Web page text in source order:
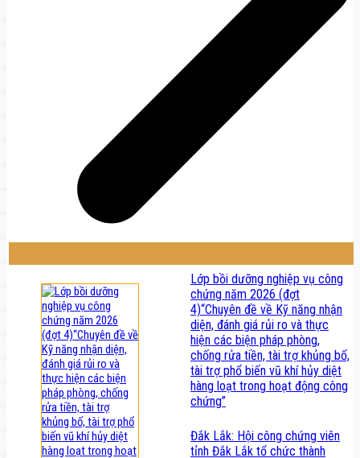
Lớp bồi dưỡng nghiệp vụ công
chứng năm 2026 (đợt
4)“Chuyên đề về Kỹ năng nhận
diện, đánh giá rủi ro và thực
hiện các biện pháp phòng,
chống rửa tiền, tài trợ khủng bố,
tài trợ phổ biến vũ khí hủy diệt
hàng loạt trong hoạt động công
chứng”
Đắk Lắk: Hội công chứng viên
tỉnh Đắk Lắk tổ chức thành